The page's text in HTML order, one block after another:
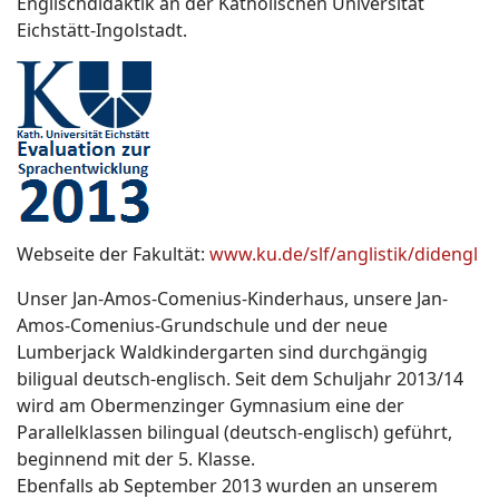
Eichstätt-Ingolstadt.
Webseite der Fakultät: www.ku.de/slf/anglistik/didengl
Unser Jan-Amos-Comenius-Kinderhaus, unsere Jan-
Amos-Comenius-Grundschule und der neue
Lumberjack Waldkindergarten sind durchgängig
biligual deutsch-englisch. Seit dem Schuljahr 2013/14
wird am Obermenzinger Gymnasium eine der
Parallelklassen bilingual (deutsch-englisch) geführt,
beginnend mit der 5. Klasse.
Ebenfalls ab September 2013 wurden an unserem